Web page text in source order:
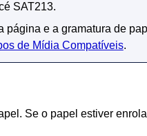
SAT213.
página e a gramatura de
de Mídia Compatíveis.
Se o papel estiver